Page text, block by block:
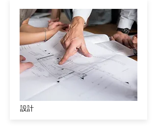
​設計